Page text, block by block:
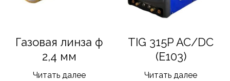
Газовая линза ф
2,4 мм
Читать далее
TIG 315P AC/DC
(E103)
Читать далее